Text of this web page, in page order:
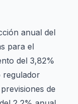
anual del
para el
del 3,82%
regulador
de